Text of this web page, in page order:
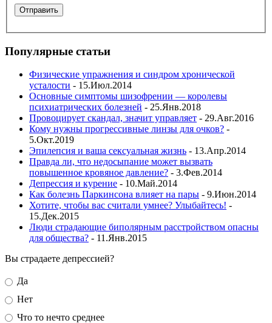
Популярные статьи
Физические упражнения и синдром хронической
усталости - 15.Июл.2014
Основные симптомы шизофрении — королевы
психиатрических болезней - 25.Янв.2018
Провоцирует скандал, значит управляет - 29.Авг.2016
Кому нужны прогрессивные линзы для очков? -
5.Окт.2019
Эпилепсия и ваша сексуальная жизнь - 13.Апр.2014
Правда ли, что недосыпание может вызвать
повышенное кровяное давление? - 3.Фев.2014
Депрессия и курение - 10.Май.2014
Как болезнь Паркинсона влияет на пары - 9.Июн.2014
Хотите, чтобы вас считали умнее? Улыбайтесь! -
15.Дек.2015
Люди страдающие биполярным расстройством опасны
для общества? - 11.Янв.2015
Вы страдаете депрессией?
Да
Нет
Что то нечто среднее